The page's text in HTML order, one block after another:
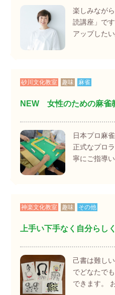
楽しみなが
読講座」で
アップした
砂川文化教室 趣味 麻雀
NEW 女性のための麻雀
日本プロ麻
正式なプロ
寧にご指導
神楽文化教室 趣味 その他
上手い下手なく自分ら
己書は難し
でどなたで
できます。